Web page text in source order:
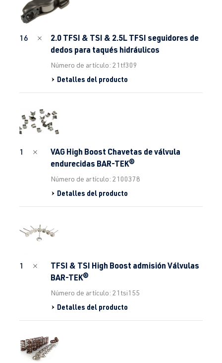
16
2.0 TFSI & TSI & 2.5L TFSI seguidores de
dedos para taqués hidráulicos
Número de artículo: 21tf309
Detalles del producto
1
VAG High Boost Chavetas de válvula
endurecidas BAR-TEK®
Número de artículo: 2100378
Detalles del producto
1
TFSI & TSI High Boost admisión Válvulas
BAR-TEK®
Número de artículo: 21tsi155
Detalles del producto